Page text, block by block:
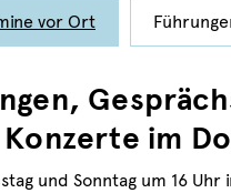
vor Ort
im
und Sonntag um 16